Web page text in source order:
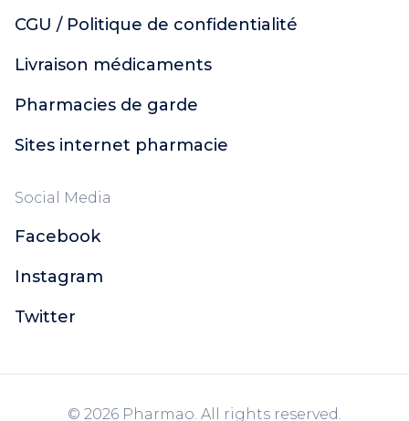
CGU / Politique de confidentialité
Livraison médicaments
Pharmacies de garde
Sites internet pharmacie
Social Media
Facebook
Instagram
Twitter
© 2026 Pharmao. All rights reserved.